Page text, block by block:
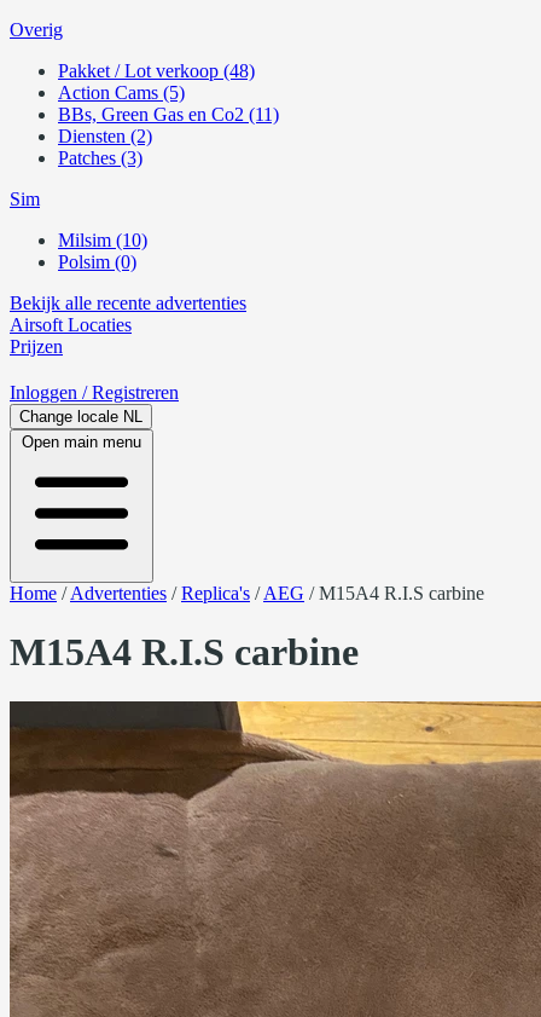
Overig
Pakket / Lot verkoop (48)
Action Cams (5)
BBs, Green Gas en Co2 (11)
Diensten (2)
Patches (3)
Sim
Milsim (10)
Polsim (0)
Bekijk alle recente advertenties
Airsoft Locaties
Prijzen
Inloggen / Registreren
Change locale NL
Open main menu
Home /Advertenties /Replica's /AEG /M15A4 R.I.S carbine
M15A4 R.I.S carbine